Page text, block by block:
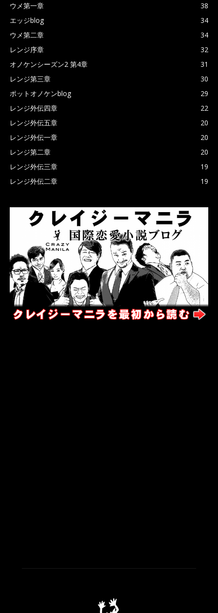
ウメ第一章
38
エッジblog
34
ウメ第二章
34
レンジ序章
32
オノケンシーズン2 第4章
31
レンジ第三章
30
ポットオノケンblog
29
レンジ外伝四章
22
レンジ外伝五章
20
レンジ外伝一章
20
レンジ第二章
20
レンジ外伝三章
19
レンジ外伝二章
19